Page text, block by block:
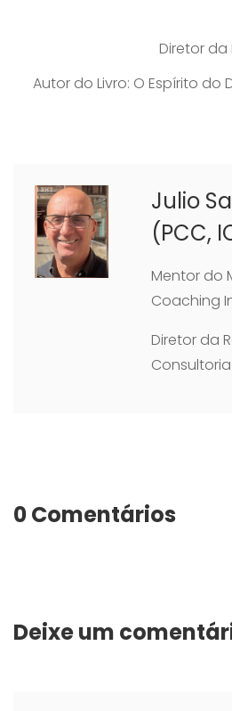
Diretor
Autor do Livro: O Espírito do
Julio
(PCC,
Mentor do
Coaching
Diretor da
0 Comentários
Deixe um